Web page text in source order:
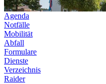
Agenda
Notfälle
Mobilität
Abfall
Formulare
Dienste
Verzeichnis
Raider